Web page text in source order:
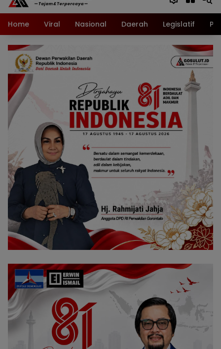
Home Viral Nasional Daerah Legislatif